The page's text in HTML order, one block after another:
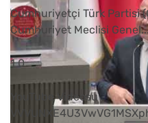
Cumhuriyetçi Türk Partisi
Cumhuriyet Meclisi Genel
1 0
YouTube Videosu